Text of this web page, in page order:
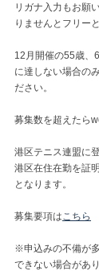
リガナ入力もお願
りませんとフリー
12月開催の55歳、
に達しない場合の
ださい。
募集数を超えたら
港区テニス連盟に
港区在住在勤を証
となります。
募集要項はこちら
※申込みの不備が
できない場合があ